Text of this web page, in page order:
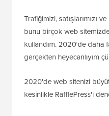
Trafiğimizi, satışlarımızı
bunu birçok web
kullandım. 2020'de daha
gerçekten heyecanlıyım
2020'de web sitenizi
kesinlikle RafflePress'i